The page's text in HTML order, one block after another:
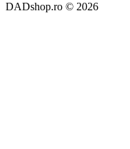
DADshop.ro © 2026